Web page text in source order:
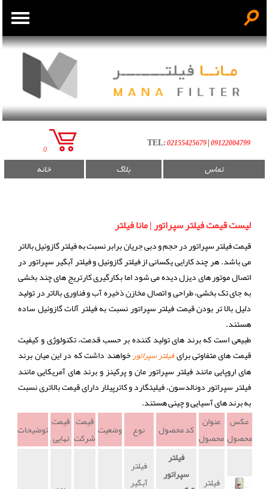
☌
فیلتر گازوئیل
فیلتر سپراتور
TEL:02155425679|09122004799
0
تماس بلاگ خانه
لیست قیمت فیلتر سپراتور | مانا فیلتر
قیمت فیلتر سپراتور در حجم و دبی جریان برابر نسبت به فیلتر گازوئیل بالاتر
می باشد. هر چند کارایی یکسانی از فیلتر گازوئیل و فیلتر آبگیر سپراتور در
اتصال موتور های دیزل دیده می شود اما بکارگیری کارتریج های چند بخشی
به جای تک بخشی، طراحی و اتصال مخازن ذخیره آب و فناوری بالاتر در تولید
دلیل بالا تر بودن قیمت فیلتر سپراتور نسبت به فیلتر آلات گازوئیل ساده
هستند.
طبیعی است که برند های تولید کننده بر حسب قدمت، تکنولوژی و کیفیت
قیمت های متفاوتی برایفیلتر سپراتورخواهند داشت که در این میان برند
های اروپایی مانند فیلتر سپراتور مان و پرکینز و برند های آمریکایی مانند
فیلتر سپراتور دونالدسون، فیلیتگارد و کاترپیلار دارای قیمت بالاتری نسبت
به برند های آسیایی و چینی هستند.
توضیحات قیمت
نهایی
قیمت
شرکتوضعیت نوع کد محصول عنوان
محصول
عکس
محصول
فیلتر
آبگیر
فیلتر
سپراتور
فیلتر